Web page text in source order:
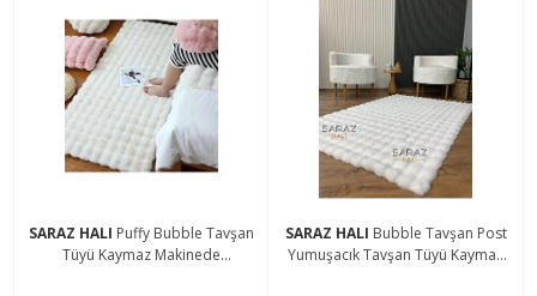
SARAZ HALI Puffy Bubble Tavşan
Tüyü Kaymaz Makinede
SARAZ HALI Bubble Tavşan Post
Yumuşacık Tavşan Tüyü Kaymaz